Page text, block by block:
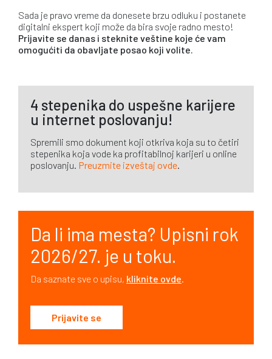
Sada je pravo vreme da donesete brzu odluku i postanete
digitalni ekspert koji može da bira svoje radno mesto!
Prijavite se danas i steknite veštine koje će vam
omogućiti da obavljate posao koji volite.
4 stepenika do uspešne karijere
u internet poslovanju!
Spremili smo dokument koji otkriva koja su to četiri
stepenika koja vode ka profitabilnoj karijeri u online
poslovanju. Preuzmite izveštaj ovde
Da li ima mesta? Upisni rok
2026/27. je u toku.
Da saznate sve o upisu, kliknite ovde
Prijavite se